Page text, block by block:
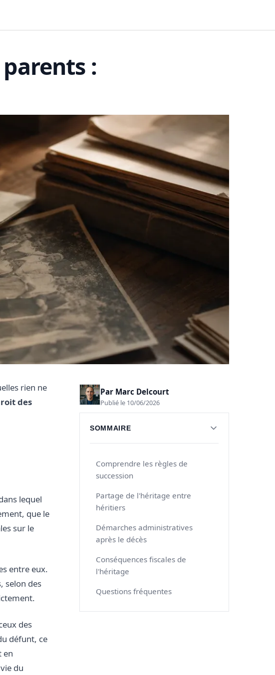
:
Par Marc Delcourt
Publié le 10/06/2026
SOMMAIRE
Comprendre les règles de
succession
Partage de l'héritage entre
héritiers
Démarches administratives
après le décès
Conséquences fiscales de
l'héritage
Questions fréquentes
rien ne
des
lequel
que le
sur le
entre eux.
selon des
des
défunt, ce
en
du